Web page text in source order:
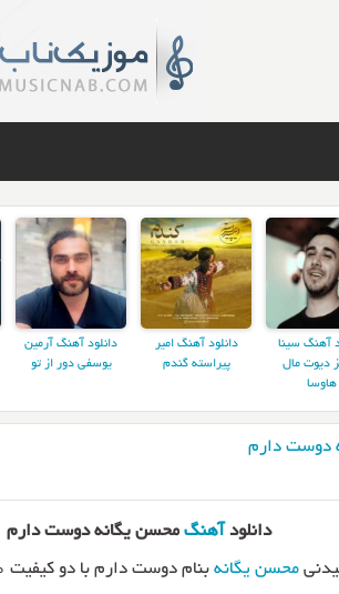
آهنگ سینا
دیوت مال
هاوسا
دانلود آهنگ امیر
پیراسته گندم
دانلود آهنگ آرمین
یوسفی دور از تو
دوست دارم
دانلود آهنگمحسن یگانه دوست دارم
محسن یگانه